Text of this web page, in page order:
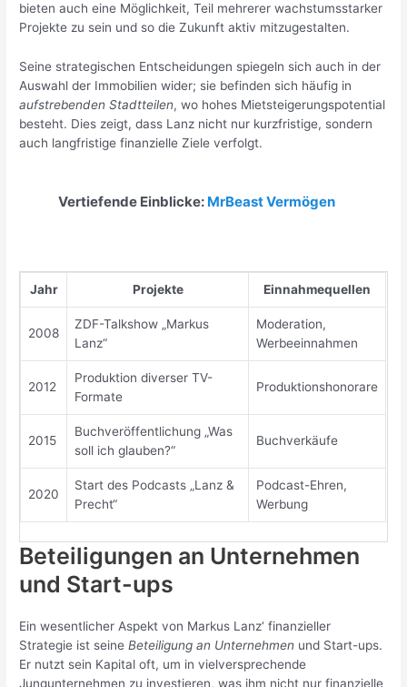
bieten auch eine Möglichkeit, Teil mehrerer wachstumsstarker
Projekte zu sein und so die Zukunft aktiv mitzugestalten.
Seine strategischen Entscheidungen spiegeln sich auch in der
Auswahl der Immobilien wider; sie befinden sich häufig in
aufstrebenden Stadtteilen, wo hohes Mietsteigerungspotential
besteht. Dies zeigt, dass Lanz nicht nur kurzfristige, sondern
auch langfristige finanzielle Ziele verfolgt.
Vertiefende Einblicke: MrBeast Vermögen
Jahr Projekte Einnahmequellen
2008
ZDF-Talkshow „Markus
Lanz“
Moderation,
Werbeeinnahmen
2012
Produktion diverser TV-
Formate
Produktionshonorare
2015
Buchveröffentlichung „Was
soll ich glauben?“
Buchverkäufe
2020
Start des Podcasts „Lanz &
Precht“
Podcast-Ehren,
Werbung
Beteiligungen an Unternehmen
und Start-ups
Ein wesentlicher Aspekt von Markus Lanz‘ finanzieller
Strategie ist seineBeteiligung an Unternehmen und Start-ups.
Er nutzt sein Kapital oft, um in vielversprechende
Jungunternehmen zu investieren, was ihm nicht nur finanzielle